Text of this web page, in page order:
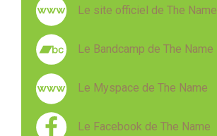
Le site officiel de The Name
Le Bandcamp de The Name
Le Myspace de The Name
Le Facebook de The Name